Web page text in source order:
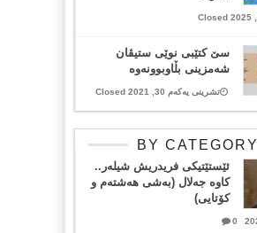
سێ کتێبی نوێی ستیڤان
شەمزینی بڵاوبوونەوە
تشرینی یەکەم 30, 2021 Closed
BY CATEGORY
ئێستێتیکی فریدریش شیلەر..
کاوە جەلال (بەشی هەشتەم و
کۆتایی)
0